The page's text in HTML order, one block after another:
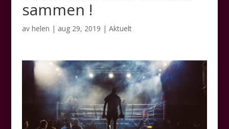
sammen !
av helen | aug 29, 2019 | Aktuelt